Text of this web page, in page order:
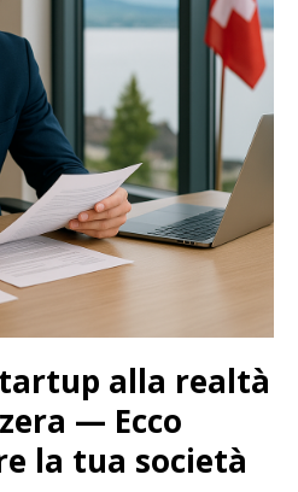
alla realtà
— Ecco
la tua società